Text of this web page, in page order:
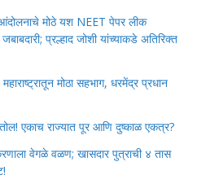
आंदोलनाचे मोठे यश NEET पेपर लीक
प्रल्हाद जोशी यांच्याकडे अतिरिक्त
मोठा सहभाग, धरमेंद्र प्रधान
एकाच राज्यात पूर आणि दुष्काळ एकत्र?
वेगळे वळण; खासदार पुत्राची ४ तास